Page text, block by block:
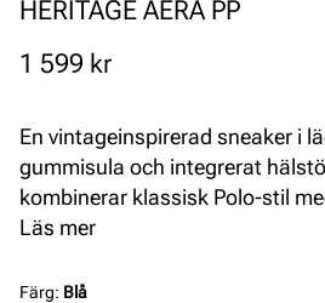
HERITAGE AERA PP
Pris
1 599 kr
En vintageinspirerad sneaker i
gummisula och integrerat
kombinerar klassisk Polo-stil
och subtila logodetaljer.
Läs mer
Färg: Blå